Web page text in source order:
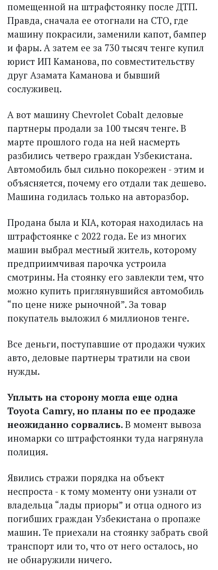
помещенной на штрафстоянку после ДТП.
Правда, сначала ее отогнали на СТО, где
машину покрасили, заменили капот, бампер
и фары. А затем ее за 730 тысяч тенге купил
юрист ИП Каманова, по совместительству
друг Азамата Каманова и бывший
сослуживец.
А вот машину Сhevrolet Cobalt деловые
партнеры продали за 100 тысяч тенге. В
марте прошлого года на ней насмерть
разбились четверо граждан Узбекистана.
Автомобиль был сильно покорежен - этим и
объясняется, почему его отдали так дешево.
Машина годилась только на авторазбор.
Продана была и KIA, которая находилась на
штрафстоянке с 2022 года. Ее из многих
машин выбрал местный житель, которому
предприимчивая парочка устроила
смотрины. На стоянку его завлекли тем, что
можно купить приглянувшийся автомобиль
“по цене ниже рыночной”. За товар
покупатель выложил 6 миллионов тенге.
Все деньги, поступавшие от продажи чужих
авто, деловые партнеры тратили на свои
нужды.
Уплыть на сторону могла еще одна
Toyota Camry, но планы по ее продаже
неожиданно сорвались. В момент вывоза
иномарки со штрафстоянки туда нагрянула
полиция.
Явились стражи порядка на объект
неспроста - к тому моменту они узнали от
владельца “лады приоры” и отца одного из
погибших граждан Узбекистана о пропаже
машин. Те приехали на стоянку забрать свой
транспорт или то, что от него осталось, но
не обнаружили ничего.